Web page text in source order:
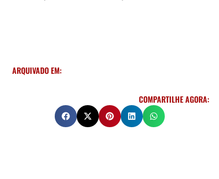
ARQUIVADO EM:
COMPARTILHE AGORA: